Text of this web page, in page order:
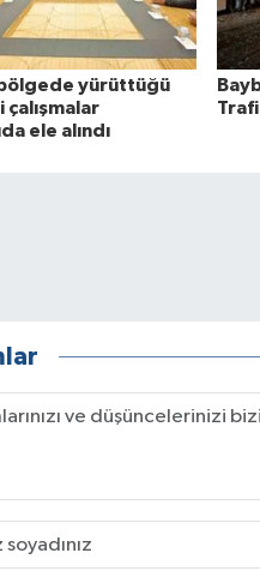
bölgede yürüttüğü
çalışmalar
ele alındı